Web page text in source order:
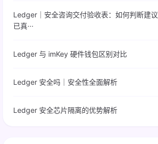
Ledger｜安全咨询交付验收表：如何判断建议
已真···
Ledger 与 imKey 硬件钱包区别对比
Ledger 安全吗｜安全性全面解析
Ledger 安全芯片隔离的优势解析